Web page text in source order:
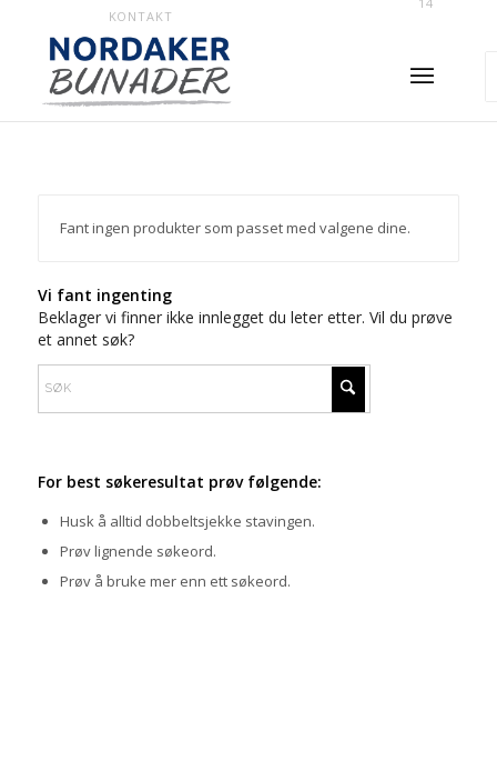
KONTAKT
Fant ingen produkter som passet med valgene dine.
Vi fant ingenting
Beklager vi finner ikke innlegget du leter etter. Vil du prøve
et annet søk?
For best søkeresultat prøv følgende:
Husk å alltid dobbeltsjekke stavingen.
Prøv lignende søkeord.
Prøv å bruke mer enn ett søkeord.